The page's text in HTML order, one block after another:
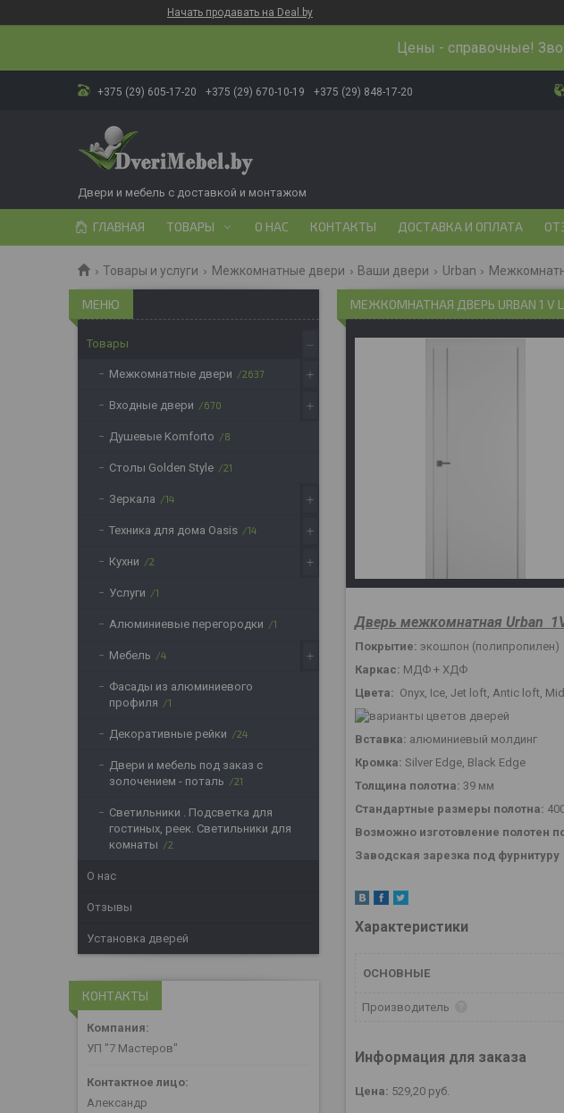
Начать продавать на Deal.by
Цены - справочные!
+375 (29) 605-17-20 +375 (29) 670-10-19 +375 (29) 848-17-20
Двери и мебель с доставкой и монтажом
ГЛАВНАЯ ТОВАРЫ О НАС КОНТАКТЫ ДОСТАВКА И ОПЛАТА
Товары и услуги Межкомнатные двери Ваши двери Urban
МЕЖКОМНАТНАЯ ДВЕРЬ URBAN 1 V
Дверь межкомнатная Urban
Покрытие: экошпон (полипропилен)
Каркас: МДФ + ХДФ
Цвета: Onyx, Ice, Jet loft, Antic loft,
Вставка: алюминиевый молдинг
Кромка: Silver Edge, Black Edge
Толщина полотна: 39 мм
Стандартные размеры полотна:
Возможно изготовление полотен
Заводская зарезка под фурнитуру
Характеристики
ОСНОВНЫЕ
Производитель
Информация для заказа
Цена: 529,20 руб.
Товары
Межкомнатные двери 2637
Входные двери 670
Душевые Komforto 8
Столы Golden Style 21
Зеркала 14
Техника для дома Oasis 14
Кухни 2
Услуги 1
Алюминиевые перегородки 1
Мебель 4
Фасады из алюминиевого
профиля
1
Декоративные рейки 24
Двери и мебель под заказ с
золочением - поталь
21
Светильники . Подсветка для
гостиных, реек. Светильники для
комнаты
2
О нас
Отзывы
Установка дверей
КОНТАКТЫ
УП "7 Мастеров"
Александр